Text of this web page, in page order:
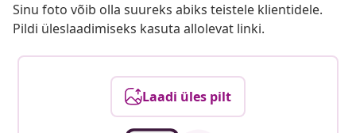
Sinu foto võib olla suureks abiks teistele klientidele.
Pildi üleslaadimiseks kasuta allolevat linki.
Laadi üles pilt